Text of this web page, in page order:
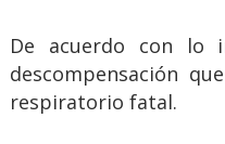
De acuerdo con lo
descompensación
respiratorio fatal.